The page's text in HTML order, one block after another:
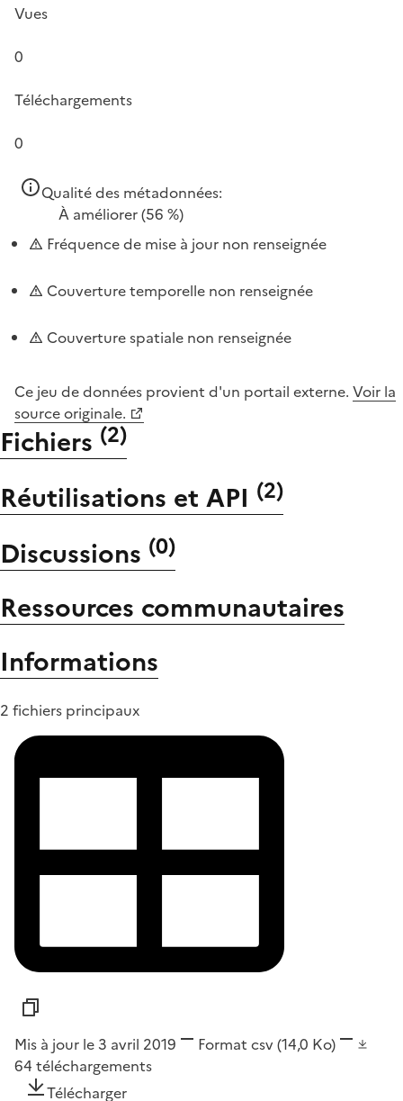
Vues
0
Téléchargements
0
Qualité des métadonnées:
À améliorer(56 %)
Fréquence de mise à jour non renseignée
Couverture temporelle non renseignée
Couverture spatiale non renseignée
Ce jeu de données provient d'un portail externe. Voir la
source originale.
Fichiers (2)
Réutilisations et API (2)
Discussions (0)
Ressources communautaires
Informations
2 fichiers principaux
Mis à jour le 3 avril 2019 Format csv(14,0 Ko)
64 téléchargements
Télécharger